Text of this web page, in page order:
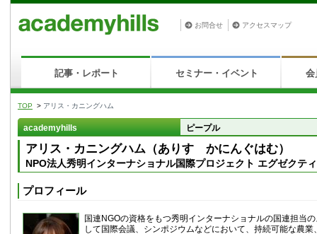
お問合せ アクセスマップ
記事・レポート セミナー・イベント 会
TOP > アリス・カニングハム
academyhills ピープル
アリス・カニングハム（ありす かにんぐはむ）
NPO法人秀明インターナショナル国際プロジェクト エグゼクテ
プロフィール
国連NGOの資格をもつ秀明インターナショナルの国連担当
して国際会議、シンポジウムなどにおいて、持続可能な農